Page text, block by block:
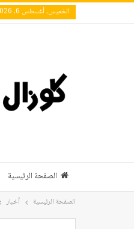
الخميس, أغسطس 6, 2026
الصفحة الرئيسية
الصفحة الرئيسية أخبار